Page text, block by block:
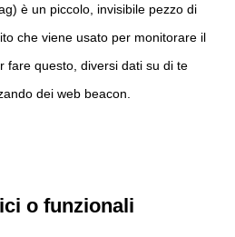
è un piccolo, invisibile pezzo di
che viene usato per monitorare il
fare questo, diversi dati su di te
dei web beacon.
o funzionali